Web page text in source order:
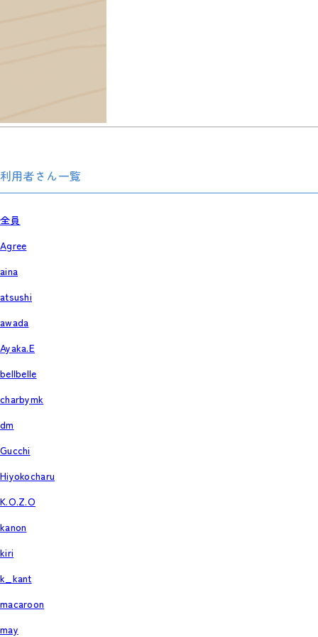
利用者さん一覧
全員
Agree
aina
atsushi
awada
Ayaka.E
bellbelle
charbymk
dm
Gucchi
Hiyokocharu
K.O.Z.O
kanon
kiri
k_kant
macaroon
may